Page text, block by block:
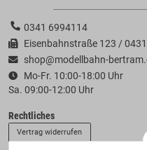
0341 6994114
Eisenbahnstraße 123 /
shop@modellbahn-
Mo-Fr. 10:00-18:00 Uhr
Sa. 09:00-12:00 Uhr
Rechtliches
Vertrag widerrufen